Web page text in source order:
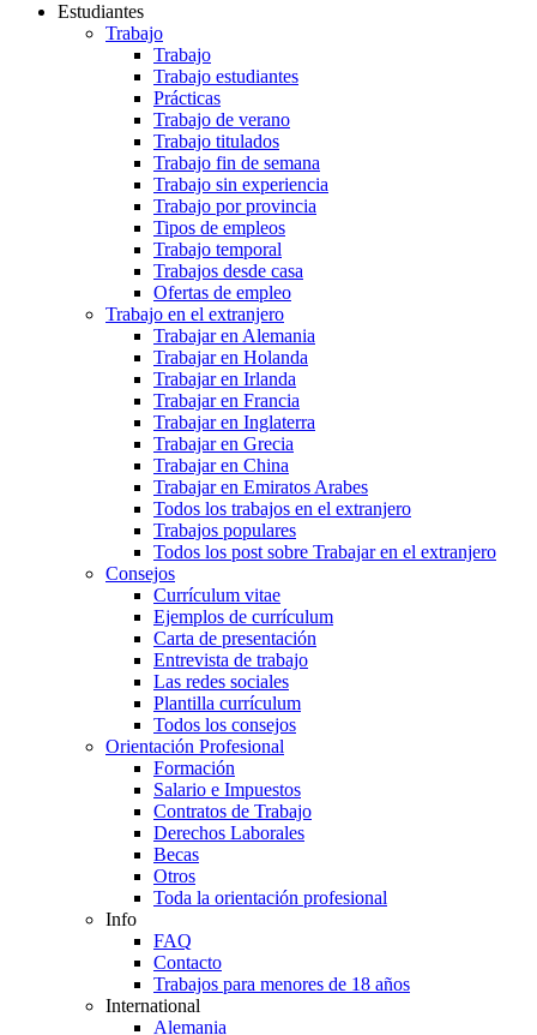
Estudiantes
Trabajo
Trabajo
Trabajo estudiantes
Prácticas
Trabajo de verano
Trabajo titulados
Trabajo fin de semana
Trabajo sin experiencia
Trabajo por provincia
Tipos de empleos
Trabajo temporal
Trabajos desde casa
Ofertas de empleo
Trabajo en el extranjero
Trabajar en Alemania
Trabajar en Holanda
Trabajar en Irlanda
Trabajar en Francia
Trabajar en Inglaterra
Trabajar en Grecia
Trabajar en China
Trabajar en Emiratos Arabes
Todos los trabajos en el extranjero
Trabajos populares
Todos los post sobre Trabajar en el extranjero
Consejos
Currículum vitae
Ejemplos de currículum
Carta de presentación
Entrevista de trabajo
Las redes sociales
Plantilla currículum
Todos los consejos
Orientación Profesional
Formación
Salario e Impuestos
Contratos de Trabajo
Derechos Laborales
Becas
Otros
Toda la orientación profesional
Info
FAQ
Contacto
Trabajos para menores de 18 años
International
Alemania